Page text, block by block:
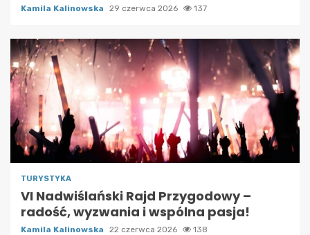
Kamila Kalinowska 29 czerwca 2026 137
TURYSTYKA
VI Nadwiślański Rajd Przygodowy –
radość, wyzwania i wspólna pasja!
Kamila Kalinowska 22 czerwca 2026 138